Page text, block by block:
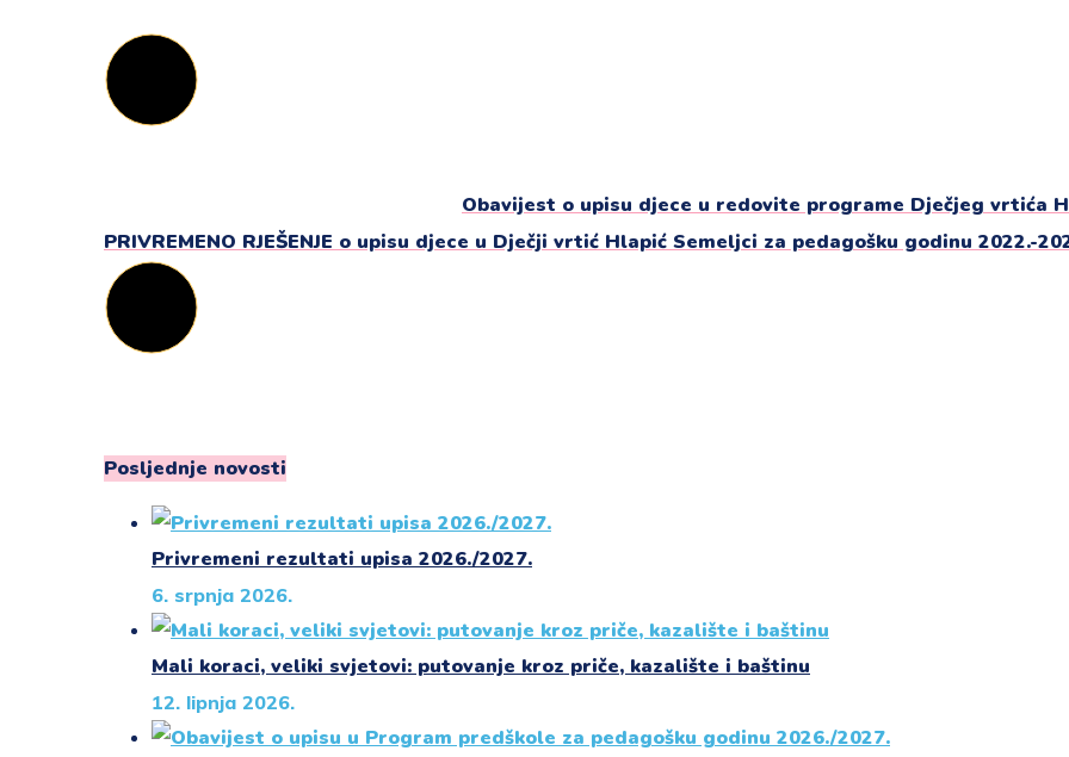
Obavijest o upisu djece u redovite programe Dječjeg vrtića
PRIVREMENO RJEŠENJE o upisu djece u Dječji vrtić Hlapić Semeljci za pedagošku godinu 2022.-
Posljednje novosti
Privremeni rezultati upisa 2026./2027.
6. srpnja 2026.
Mali koraci, veliki svjetovi: putovanje kroz priče, kazalište i baštinu
12. lipnja 2026.